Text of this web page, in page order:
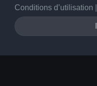
Conditions d’utilisation